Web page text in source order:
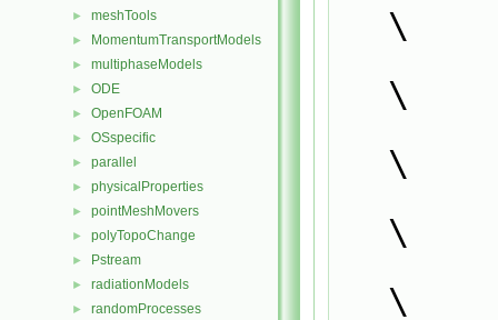
► meshTools
► MomentumTransportModels
► multiphaseModels
► ODE
► OpenFOAM
► OSspecific
► parallel
► physicalProperties
► pointMeshMovers
► polyTopoChange
► Pstream
► radiationModels
► randomProcesses
\
\
\
\
\